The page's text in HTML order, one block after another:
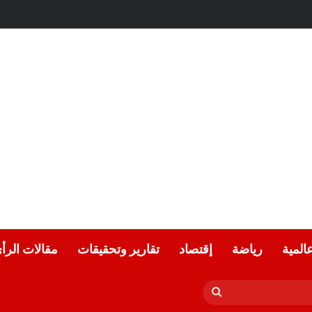
رياضة إقتصاد تقارير وتحقيقات مقالات
بحث